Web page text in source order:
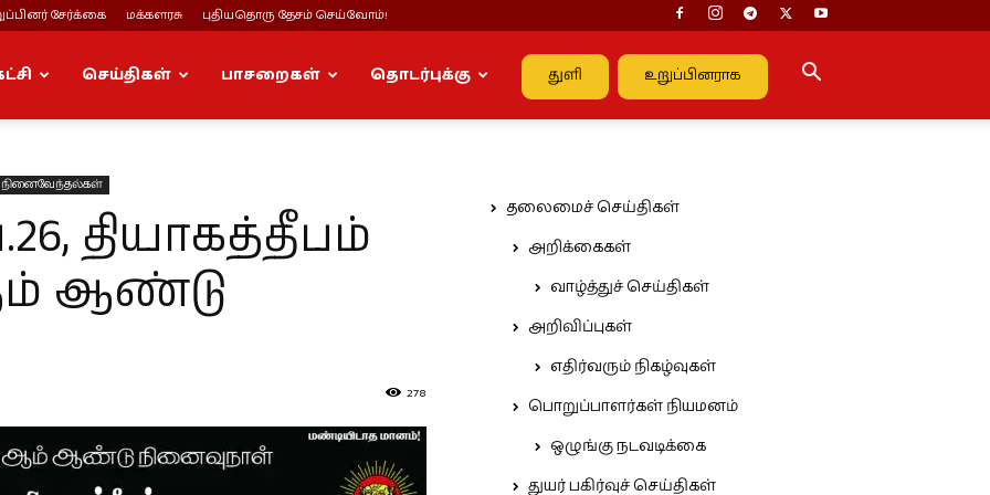
சேர்க்கை மக்களரசு புதியதொரு தேசம் செய்வோம்!
துளி உறுப்பினராக
செய்திகள் பாசறைகள் தொடர்புக்கு
நினைவேந்தல்கள்
தியாகத்தீபம்
ஆண்டு
278
தலைமைச் செய்திகள்
அறிக்கைகள்
வாழ்த்துச் செய்திகள்
அறிவிப்புகள்
எதிர்வரும் நிகழ்வுகள்
பொறுப்பாளர்கள் நியமனம்
ஒழுங்கு நடவடிக்கை
துயர் பகிர்வுச் செய்திகள்